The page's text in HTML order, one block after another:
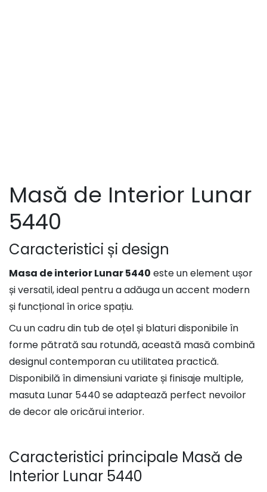
Masă de Interior Lunar
5440
Caracteristici și design
Masa de interior Lunar 5440 este un element ușor
și versatil, ideal pentru a adăuga un accent modern
și funcțional în orice spațiu.
Cu un cadru din tub de oțel și blaturi disponibile în
forme pătrată sau rotundă, această masă combină
designul contemporan cu utilitatea practică.
Disponibilă în dimensiuni variate și finisaje multiple,
masuta Lunar 5440 se adaptează perfect nevoilor
de decor ale oricărui interior.
Caracteristici principale Masă de
Interior Lunar 5440